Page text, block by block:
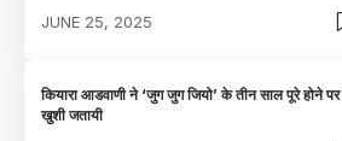
JUNE 25, 2025
कियारा आडवाणी ने ‘जुग जुग जियो’ के तीन साल पूरे होने पर
खुशी जतायी